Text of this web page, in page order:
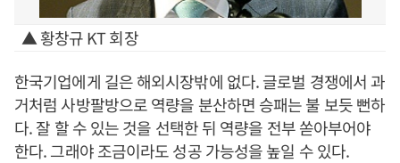
▲ 황창규 KT 회장
한국기업에게 길은 해외시장밖에 없다. 글로벌 경쟁에서 과
거처럼 사방팔방으로 역량을 분산하면 승패는 불 보듯 뻔하
다. 잘 할 수 있는 것을 선택한 뒤 역량을 전부 쏟아부어야
한다. 그래야 조금이라도 성공 가능성을 높일 수 있다.